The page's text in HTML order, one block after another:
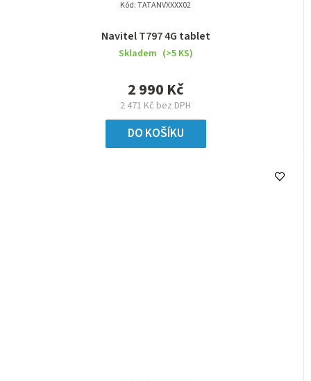
Navitel T797 4G tablet
Skladem (>5 KS)
2 471 Kč bez DPH
2 990 Kč
DO KOŠÍKU
Kód:TATANVXXXX02